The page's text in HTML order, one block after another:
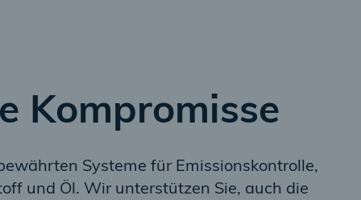
Kompromisse
Systeme für Emissionskontrolle,
und Öl. Wir unterstützen Sie, auch die